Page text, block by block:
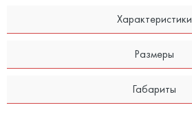
Характеристики
Размеры
Габариты